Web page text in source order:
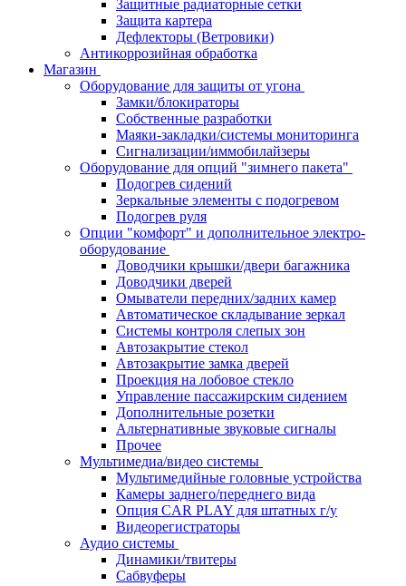
Защитные радиаторные сетки
Защита картера
Дефлекторы (Ветровики)
Антикоррозийная обработка
Магазин
Оборудование для защиты от угона
Замки/блокираторы
Собственные разработки
Маяки-закладки/системы мониторинга
Сигнализации/иммобилайзеры
Оборудование для опций "зимнего пакета"
Подогрев сидений
Зеркальные элементы с подогревом
Подогрев руля
Опции "комфорт" и дополнительное электро-
оборудование
Доводчики крышки/двери багажника
Доводчики дверей
Омыватели передних/задних камер
Автоматическое складывание зеркал
Системы контроля слепых зон
Автозакрытие стекол
Автозакрытие замка дверей
Проекция на лобовое стекло
Управление пассажирским сидением
Дополнительные розетки
Альтернативные звуковые сигналы
Прочее
Мультимедиа/видео системы
Мультимедийные головные устройства
Камеры заднего/переднего вида
Опция CAR PLAY для штатных г/у
Видеорегистраторы
Аудио системы
Динамики/твитеры
Сабвуферы